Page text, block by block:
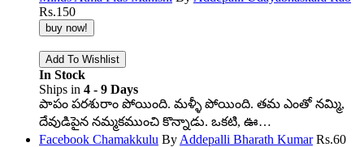
Rs.150
In Stock
Ships in 4 - 9 Days
పాపం పరశురాం పోయింది. మళ్ళీ పోయింది. తమ ఎంతో నమ్మి,
దేవుడిపైన నమ్మకముంచి కొన్నాడు. ఒకటి, ఊ…
Facebook Chamakkulu By Addepalli Bharath Kumar Rs.60